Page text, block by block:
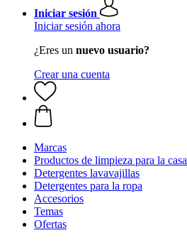
Iniciar sesión
Iniciar sesión ahora
¿Eres un nuevo usuario?
Crear una cuenta
Marcas
Productos de limpieza para la casa
Detergentes lavavajillas
Detergentes para la ropa
Accesorios
Temas
Ofertas